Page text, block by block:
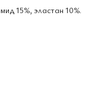
15%, эластан 10%.